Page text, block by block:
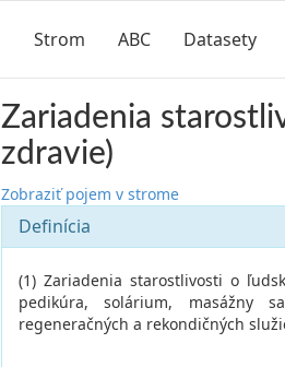
Strom ABC Datasety
Zariadenia
zdravie)
Zobraziť pojem v strome
Definícia
(1) Zariadenia starostlivosti o
pedikúra, solárium, masážny
regeneračných a rekondičných